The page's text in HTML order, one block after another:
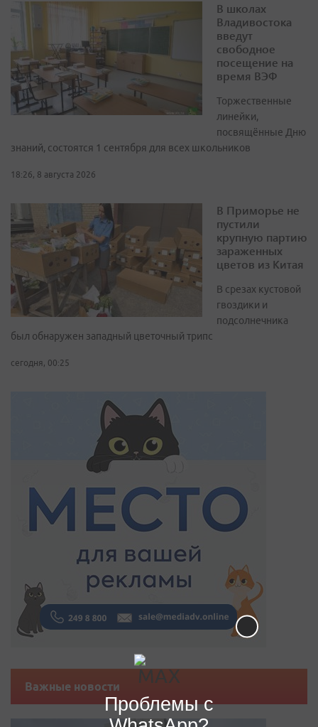
В школах
Владивостока
введут
свободное
посещение на
время ВЭФ
Торжественные
линейки,
посвящённые Дню
знаний, состоятся 1 сентября для всех школьников
18:26, 8 августа 2026
В Приморье не
пустили
крупную партию
зараженных
цветов из Китая
В срезах кустовой
гвоздики и
подсолнечника
был обнаружен западный цветочный трипс
сегодня, 00:25
Важные новости
Проблемы с